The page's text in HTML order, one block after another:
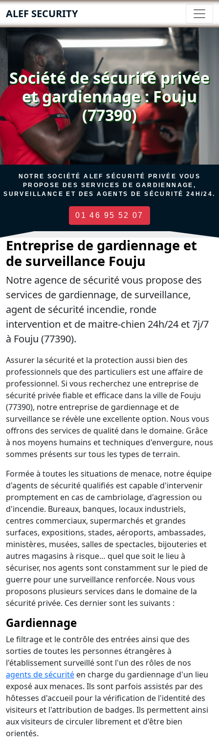
ALEF SECURITY
Société de sécurité privée
et gardiennage : Fouju
(77390)
NOTRE SOCIÉTÉ ALEF SÉCURITÉ PRIVÉE VOUS
PROPOSE DES SERVICES DE GARDIENNAGE,
SURVEILLANCE ET DES AGENTS DE SÉCURITÉ 24H/24.
01 46 95 52 07
Entreprise de gardiennage et
de surveillance Fouju
Notre agence de sécurité vous propose des
services de gardiennage, de surveillance,
agent de sécurité incendie, ronde
intervention et de maitre-chien 24h/24 et 7j/7
à Fouju (77390).
Assurer la sécurité et la protection aussi bien des
professionnels que des particuliers est une affaire de
professionnel. Si vous recherchez une entreprise de
sécurité privée fiable et efficace dans la ville de Fouju
(77390), notre entreprise de gardiennage et de
surveillance se révèle une excellente option. Nous vous
offrons des services de qualité dans le domaine. Grâce
à nos moyens humains et techniques d'envergure, nous
sommes présents sur tous les types de terrain.
Formée à toutes les situations de menace, notre équipe
d'agents de sécurité qualifiés est capable d'intervenir
promptement en cas de cambriolage, d'agression ou
d'incendie. Bureaux, banques, locaux industriels,
centres commerciaux, supermarchés et grandes
surfaces, expositions, stades, aéroports, ambassades,
ministères, musées, salles de spectacles, bijouteries et
autres magasins à risque… quel que soit le lieu à
sécuriser, nos agents sont constamment sur le pied de
guerre pour une surveillance renforcée. Nous vous
proposons plusieurs services dans le domaine de la
sécurité privée. Ces dernier sont les suivants :
Gardiennage
Le filtrage et le contrôle des entrées ainsi que des
sorties de toutes les personnes étrangères à
l'établissement surveillé sont l'un des rôles de nos
agents de sécurité en charge du gardiennage d'un lieu
exposé aux menaces. Ils sont parfois assistés par des
hôtesses d'accueil pour la vérification de l'identité des
visiteurs et l'attribution de badges. Ils permettent ainsi
aux visiteurs de circuler librement et d'être bien
orientés.